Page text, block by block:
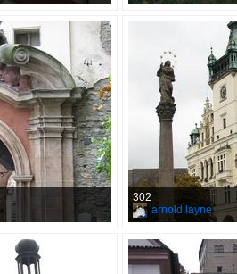
302
arnold.layne